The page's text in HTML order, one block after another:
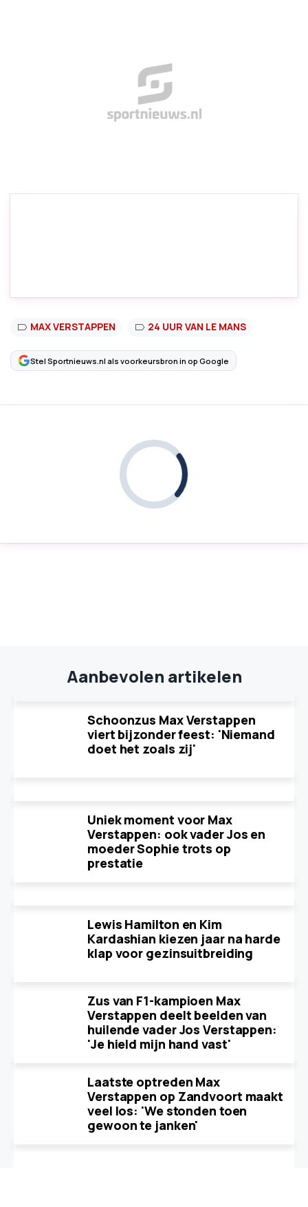
MAX VERSTAPPEN 24 UUR VAN LE MANS
Stel Sportnieuws.nl als voorkeursbron in op Google
Aanbevolen artikelen
Schoonzus Max Verstappen
viert bijzonder feest: 'Niemand
doet het zoals zij'
Uniek moment voor Max
Verstappen: ook vader Jos en
moeder Sophie trots op
prestatie
Lewis Hamilton en Kim
Kardashian kiezen jaar na harde
klap voor gezinsuitbreiding
Zus van F1-kampioen Max
Verstappen deelt beelden van
huilende vader Jos Verstappen:
'Je hield mijn hand vast'
Laatste optreden Max
Verstappen op Zandvoort maakt
veel los: 'We stonden toen
gewoon te janken'